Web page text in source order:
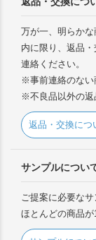
万が一、明らか
内に限り、返品
連絡ください。
※事前連絡のない
※不良品以外の返
返品・交換につ
サンプルについ
ご提案に必要な
ほとんどの商品が